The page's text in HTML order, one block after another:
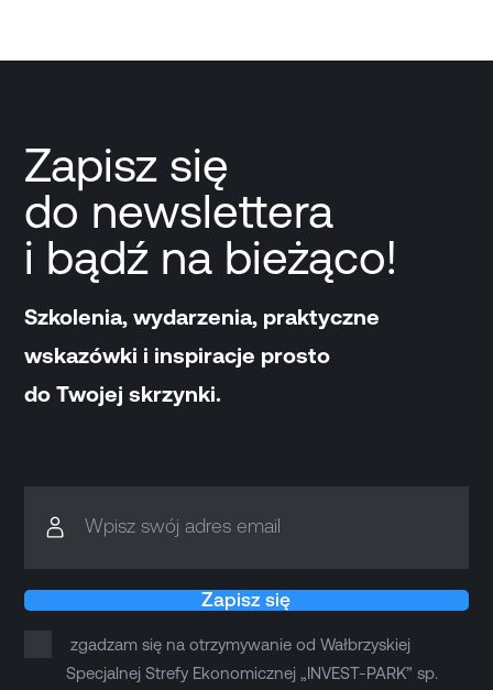
Zapisz się
do newslettera
i bądź na bieżąco!
Szkolenia, wydarzenia, praktyczne
wskazówki i inspiracje prosto
do Twojej skrzynki.
Wpisz swój adres email
Zapisz się
zgadzam się na otrzymywanie od Wałbrzyskiej
Specjalnej Strefy Ekonomicznej „INVEST-PARK” sp.